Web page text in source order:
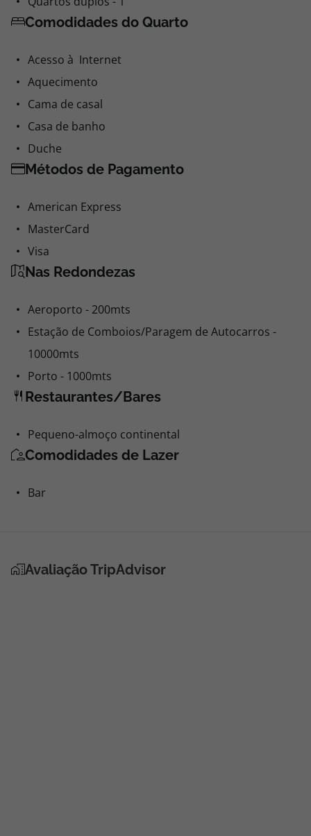
Comodidades do Quarto
Acesso à Internet
Aquecimento
Cama de casal
Casa de banho
Duche
Métodos de Pagamento
American Express
MasterCard
Visa
Nas Redondezas
Aeroporto - 200mts
Estação de Comboios/Paragem de Autocarros -
10000mts
Porto - 1000mts
Restaurantes/Bares
Pequeno-almoço continental
Comodidades de Lazer
Bar
Avaliação TripAdvisor